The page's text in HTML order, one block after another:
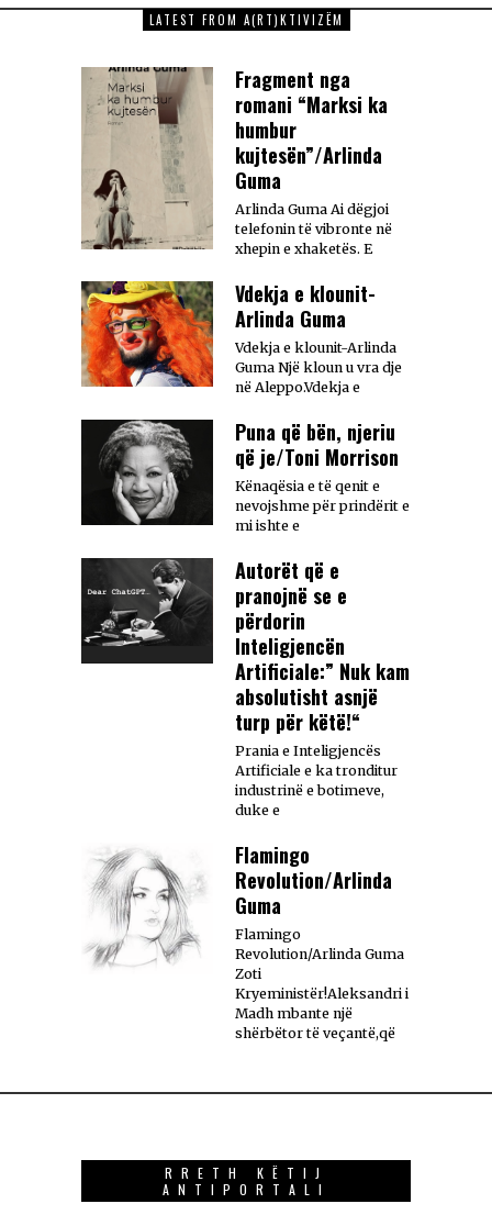
LATEST FROM A(RT)KTIVIZËM
Fragment nga
romani “Marksi ka
humbur
kujtesën”/Arlinda
Guma
Arlinda Guma Ai dëgjoi
telefonin të vibronte në
xhepin e xhaketës. E
Vdekja e klounit-
Arlinda Guma
Vdekja e klounit-Arlinda
Guma Një kloun u vra dje
në Aleppo.Vdekja e
Puna që bën, njeriu
që je/Toni Morrison
Kënaqësia e të qenit e
nevojshme për prindërit e
mi ishte e
Autorët që e
pranojnë se e
përdorin
Inteligjencën
Artificiale:” Nuk kam
absolutisht asnjë
turp për këtë!“
Prania e Inteligjencës
Artificiale e ka tronditur
industrinë e botimeve,
duke e
Flamingo
Revolution/Arlinda
Guma
Flamingo
Revolution/Arlinda Guma
Zoti
Kryeministër!Aleksandri i
Madh mbante një
shërbëtor të veçantë,që
RRETH KËTIJ
ANTIPORTALI